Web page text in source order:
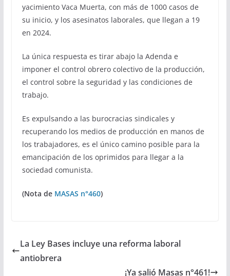
yacimiento Vaca Muerta, con más de 1000 casos de
su inicio, y los asesinatos laborales, que llegan a 19
en 2024.
La única respuesta es tirar abajo la Adenda e
imponer el control obrero colectivo de la producción,
el control sobre la seguridad y las condiciones de
trabajo.
Es expulsando a las burocracias sindicales y
recuperando los medios de producción en manos de
los trabajadores, es el único camino posible para la
emancipación de los oprimidos para llegar a la
sociedad comunista.
(Nota de MASAS n°460)
La Ley Bases incluye una reforma laboral
antiobrera
¡Ya salió Masas n°461!